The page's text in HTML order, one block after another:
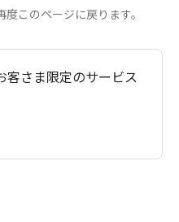
このページに戻ります。
客さま限定のサービス